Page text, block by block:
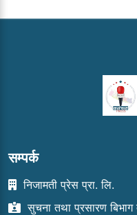
सम्पर्क
निजामती प्रेस प्रा. लि.
सुचना तथा प्रसारण